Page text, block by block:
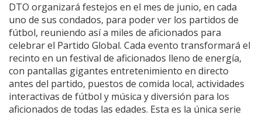
DTO organizará festejos en el mes de junio, en cada
uno de sus condados, para poder ver los partidos de
fútbol, reuniendo así a miles de aficionados para
celebrar el Partido Global. Cada evento transformará el
recinto en un festival de aficionados lleno de energía,
con pantallas gigantes entretenimiento en directo
antes del partido, puestos de comida local, actividades
interactivas de fútbol y música y diversión para los
aficionados de todas las edades. Esta es la única serie